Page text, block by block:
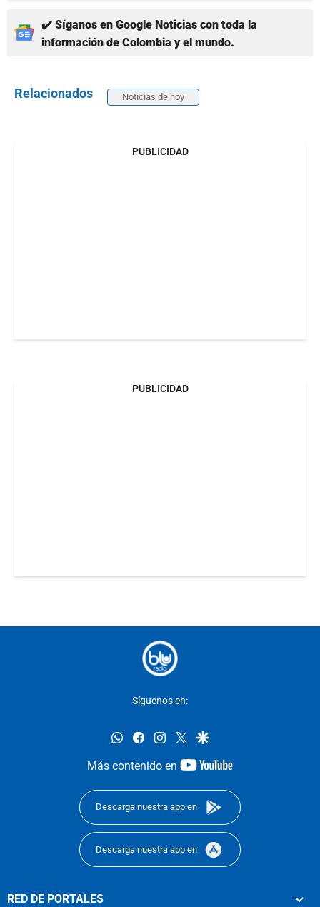
✔️ Síganos en Google Noticias con toda la
información de Colombia y el mundo.
Relacionados Noticias de hoy
PUBLICIDAD
PUBLICIDAD
Síguenos en:
whatsappfacebookinstagram
twittergoogle
Más contenido en
youtube-
Descarga nuestra app en
Descarga nuestra app en
RED DE PORTALES